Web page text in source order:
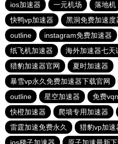
ios加速器
一元机场 落地机
快鸭vp加速器
黑洞免费加速度
outline
instagram免费加速器
纸飞机加速器
海外加速器七天
猎豹加速器官网
夏时加速器
暴雪vp永久免费加速器下载官网
outline
星空加速器 免费
快橙加速器
爬墙专用加速器
雷霆加速免费永久
猎豹vp加速